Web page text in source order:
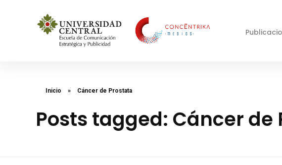
Inicio » Cáncer de Prostata
Posts tagged: Cáncer de